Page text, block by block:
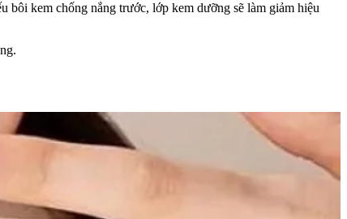
bôi kem chống nắng trước, lớp kem dưỡng sẽ làm giảm hiệu